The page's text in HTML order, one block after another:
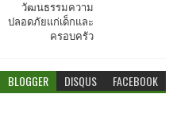
วัฒนธรรมความ
ปลอดภัยแก่เด็กและ
ครอบครัว
BLOGGER DISQUS FACEBOOK